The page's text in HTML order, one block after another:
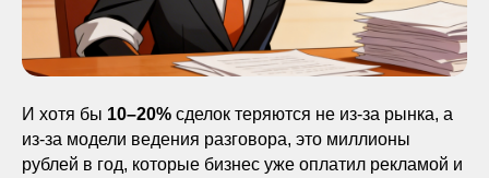
И хотя бы 10–20% сделок теряются не из-за рынка, а
из-за модели ведения разговора, это миллионы
рублей в год, которые бизнес уже оплатил рекламой и